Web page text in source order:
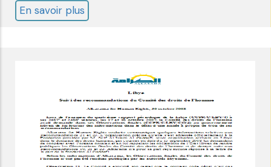
En savoir plus
droits
de
l'homme-
2ème
Examen-